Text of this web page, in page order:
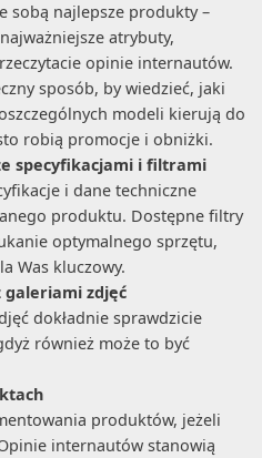
sobą najlepsze produkty –
atrybuty,
opinie internautów.
sposób, by wiedzieć, jaki
modeli kierują do
robią promocje i obniżki.
specyfikacjami i filtrami
i dane techniczne
produktu. Dostępne filtry
optymalnego sprzętu,
Was kluczowy.
zdjęć
dokładnie sprawdzicie
również może to być
produktów, jeżeli
internautów stanowią